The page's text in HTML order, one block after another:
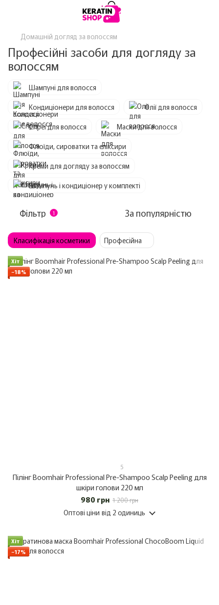
Домашній догляд за волоссям
Професійні засоби для догляду за
волоссям
Шампуні для волосся
Кондиціонери для волосся
Олії для волосся
Спреї для волосся
Маски для волосся
Флюїди, сироватки та еліксири
Креми для догляду за волоссям
Шампунь і кондиціонер у комплекті
Фільтр 1 За популярністю
Класифікація косметики Професійна
Хіт
−18%
5
Пілінг Boomhair Professional Pre-Shampoo Scalp Peeling для
шкіри голови 220 мл
980 грн 1 200 грн
Оптові ціни від 2 одиниць
Хіт
−17%